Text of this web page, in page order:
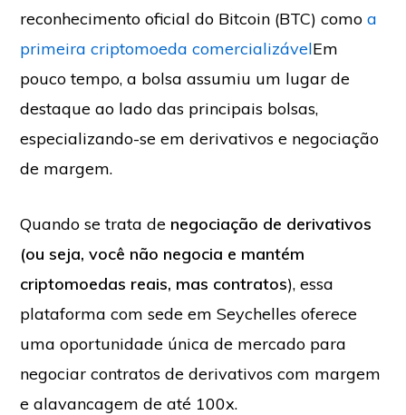
reconhecimento oficial do Bitcoin (BTC) comoa
primeira criptomoeda comercializávelEm
pouco tempo, a bolsa assumiu um lugar de
destaque ao lado das principais bolsas,
especializando-se em derivativos e negociação
de margem.
Quando se trata de negociação de derivativos
(ou seja, você não negocia e mantém
criptomoedas reais, mas contratos), essa
plataforma com sede em Seychelles oferece
uma oportunidade única de mercado para
negociar contratos de derivativos com margem
e alavancagem de até 100x.